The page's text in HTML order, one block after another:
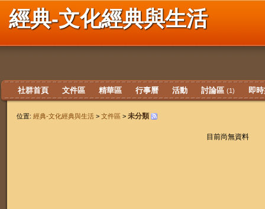
經典-文化經典與生活
社群首頁 文件區 精華區 行事曆 活動 討論區 (1) 即
位置: 經典-文化經典與生活 > 文件區 > 未分類
目前尚無資料